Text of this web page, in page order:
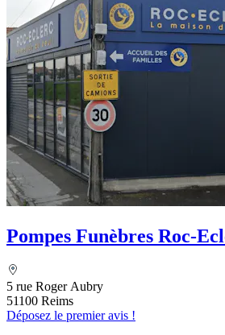
Pompes Funèbres Roc-
5 rue Roger Aubry
51100 Reims
Déposez le premier avis !